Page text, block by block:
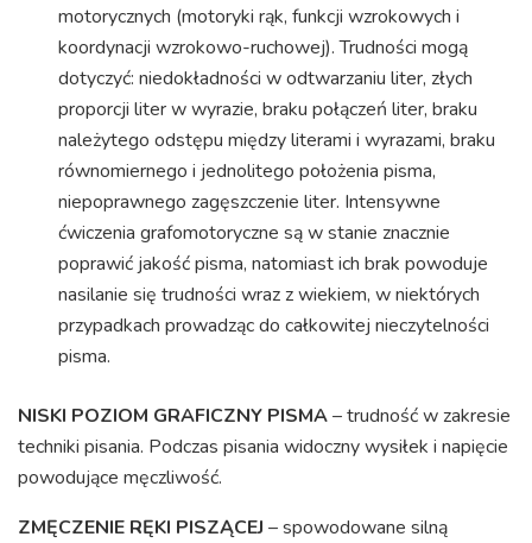
motorycznych (motoryki rąk, funkcji wzrokowych i
koordynacji wzrokowo-ruchowej). Trudności mogą
dotyczyć: niedokładności w odtwarzaniu liter, złych
proporcji liter w wyrazie, braku połączeń liter, braku
należytego odstępu między literami i wyrazami, braku
równomiernego i jednolitego położenia pisma,
niepoprawnego zagęszczenie liter. Intensywne
ćwiczenia grafomotoryczne są w stanie znacznie
poprawić jakość pisma, natomiast ich brak powoduje
nasilanie się trudności wraz z wiekiem, w niektórych
przypadkach prowadząc do całkowitej nieczytelności
pisma.
NISKI POZIOM GRAFICZNY PISMA– trudność w zakresie
techniki pisania. Podczas pisania widoczny wysiłek i napięcie
powodujące męczliwość.
ZMĘCZENIE RĘKI PISZĄCEJ – spowodowane silną